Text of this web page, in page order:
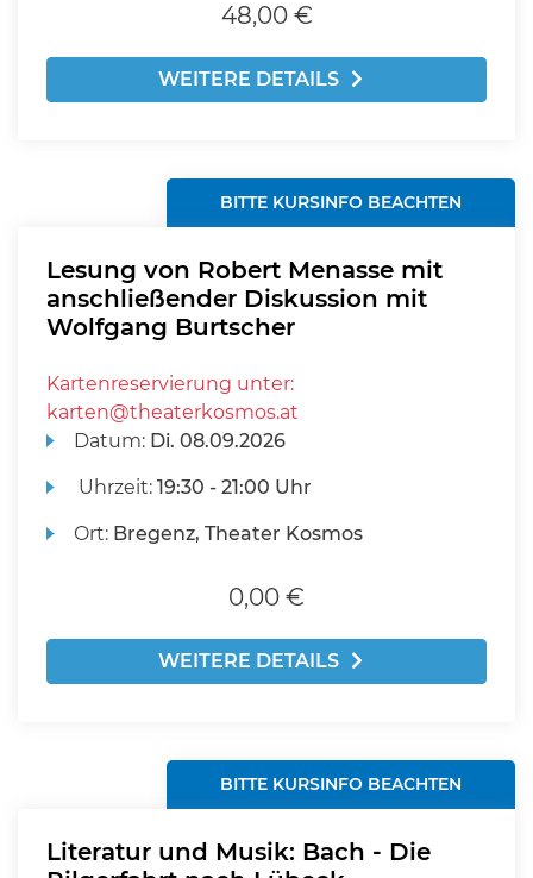
48,00 €
WEITERE DETAILS
BITTE KURSINFO BEACHTEN
Lesung von Robert Menasse mit
anschließender Diskussion mit
Wolfgang Burtscher
Kartenreservierung unter:
karten@theaterkosmos.at
Datum: Di. 08.09.2026
Uhrzeit:19:30 - 21:00 Uhr
Ort: Bregenz, Theater Kosmos
0,00 €
WEITERE DETAILS
BITTE KURSINFO BEACHTEN
Literatur und Musik: Bach - Die